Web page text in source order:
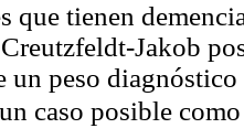
que tienen
Jakob
un peso
caso posible